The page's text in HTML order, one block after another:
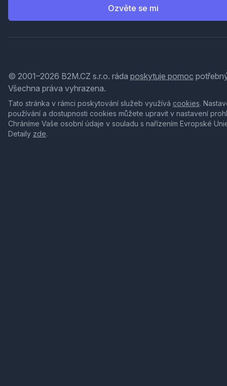
Ozvěte se mi
© 2001–2026 B2M.CZ s.r.o. ráda poskytuje pomoc
Všechna práva vyhrazena.
Tato stránka v rámci poskytování služeb využívá cookies.
používání a dostupnosti cookies můžete upravit v nastavení
Chráníme Vaše osobní údaje v souladu s nařízením Evropské
Detaily zde.